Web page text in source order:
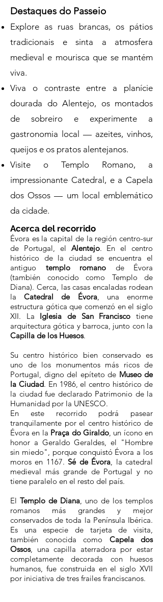
Destaques do Passeio
Explore as ruas brancas, os pátios
tradicionais e sinta a atmosfera
medieval e mourisca que se mantém
viva.
Viva o contraste entre a planície
dourada do Alentejo, os montados
de sobreiro e experimente a
gastronomia local — azeites, vinhos,
queijos e os pratos alentejanos.
Visite o Templo Romano, a
impressionante Catedral, e a Capela
dos Ossos — um local emblemático
da cidade.
Acerca del recorrido
Évora es la capital de la región centro-sur
de Portugal, el Alentejo. En el centro
histórico de la ciudad se encuentra el
antiguo templo romano de Évora
(también conocido como Templo de
Diana). Cerca, las casas encaladas rodean
laCatedral de Évora, una enorme
estructura gótica que comenzó en el siglo
XII. La Iglesia de San Francisco tiene
arquitectura gótica y barroca, junto con la
Capilla de los Huesos.
​Su centro histórico bien conservado es
uno de los monumentos más ricos de
Portugal, digno del epíteto de Museo de
la Ciudad. En 1986, el centro histórico de
la ciudad fue declarado Patrimonio de la
Humanidad por la UNESCO.
​En este recorrido podrá pasear
tranquilamente por el centro histórico de
Évora en la Praça do Giraldo, un ícono en
honor a Geraldo Geraldes, el "Hombre
sin miedo", porque conquistó Évora a los
moros en 1167.Sé de Évora, la catedral
medieval más grande de Portugal y no
tiene paralelo en el resto del país.
El Templo de Diana, uno de los templos
romanos más grandes y mejor
conservados de toda la Península Ibérica.
Es una especie de tarjeta de visita,
también conocida como Capela dos
Ossos, una capilla aterradora por estar
completamente decorada con huesos
humanos, fue construida en el siglo XVII
por iniciativa de tres frailes franciscanos.